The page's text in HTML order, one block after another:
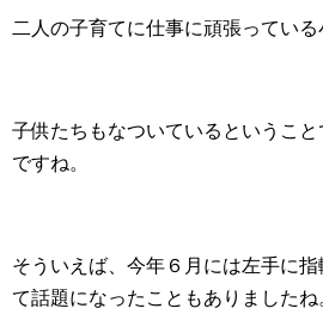
二人の子育てに仕事に頑張っている
子供たちもなついているということ
ですね。
そういえば、今年６月には左手に
て話題になったこともありましたね